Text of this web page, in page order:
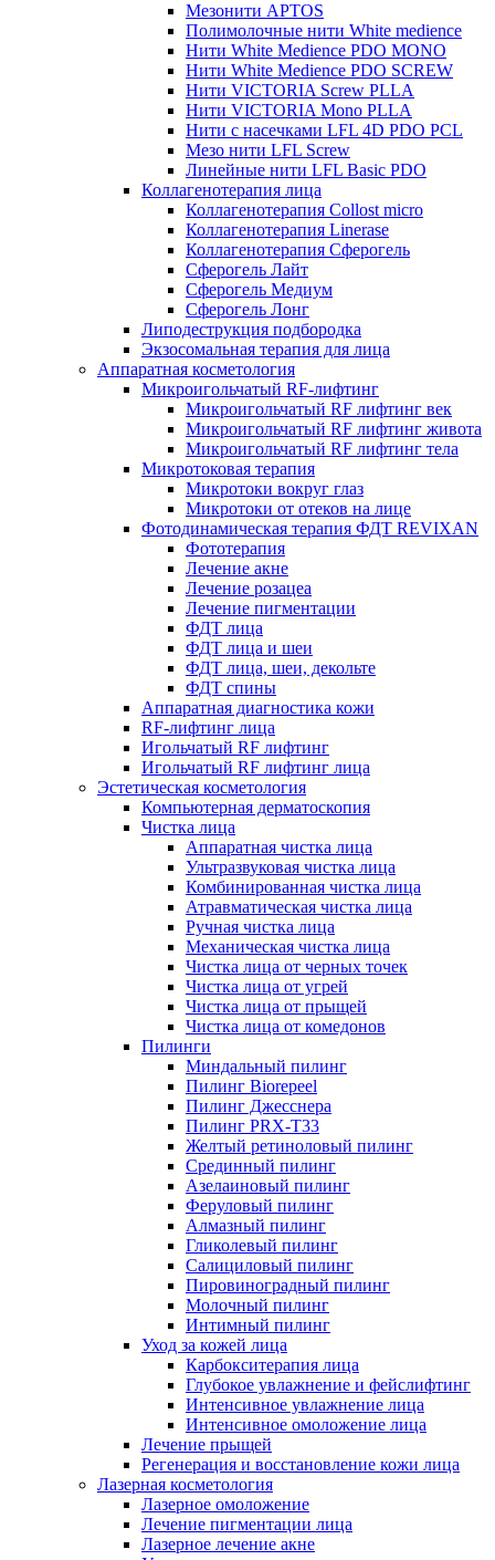
Мезонити APTOS
Полимолочные нити White medience
Нити White Medience PDO MONO
Нити White Medience PDO SCREW
Нити VICTORIA Screw PLLA
Нити VICTORIA Mono PLLA
Нити с насечками LFL 4D PDO PCL
Мезо нити LFL Screw
Линейные нити LFL Basic PDO
Коллагенотерапия лица
Коллагенотерапия Collost micro
Коллагенотерапия Linerase
Коллагенотерапия Сферогель
Сферогель Лайт
Сферогель Медиум
Сферогель Лонг
Липодеструкция подбородка
Экзосомальная терапия для лица
Аппаратная косметология
Микроигольчатый RF-лифтинг
Микроигольчатый RF лифтинг век
Микроигольчатый RF лифтинг живота
Микроигольчатый RF лифтинг тела
Микротоковая терапия
Микротоки вокруг глаз
Микротоки от отеков на лице
Фотодинамическая терапия ФДТ REVIXAN
Фототерапия
Лечение акне
Лечение розацеа
Лечение пигментации
ФДТ лица
ФДТ лица и шеи
ФДТ лица, шеи, декольте
ФДТ спины
Аппаратная диагностика кожи
RF-лифтинг лица
Игольчатый RF лифтинг
Игольчатый RF лифтинг лица
Эстетическая косметология
Компьютерная дерматоскопия
Чистка лица
Аппаратная чистка лица
Ультразвуковая чистка лица
Комбинированная чистка лица
Атравматическая чистка лица
Ручная чистка лица
Механическая чистка лица
Чистка лица от черных точек
Чистка лица от угрей
Чистка лица от прыщей
Чистка лица от комедонов
Пилинги
Миндальный пилинг
Пилинг Biorepeel
Пилинг Джесснера
Пилинг PRX-T33
Желтый ретиноловый пилинг
Срединный пилинг
Азелаиновый пилинг
Феруловый пилинг
Алмазный пилинг
Гликолевый пилинг
Салициловый пилинг
Пировиноградный пилинг
Молочный пилинг
Интимный пилинг
Уход за кожей лица
Карбокситерапия лица
Глубокое увлажнение и фейслифтинг
Интенсивное увлажнение лица
Интенсивное омоложение лица
Лечение прыщей
Регенерация и восстановление кожи лица
Лазерная косметология
Лазерное омоложение
Лечение пигментации лица
Лазерное лечение акне